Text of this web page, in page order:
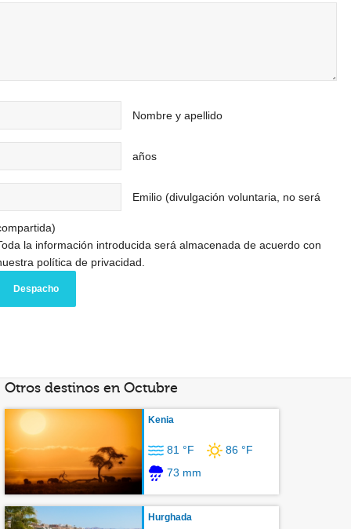
Nombre y apellido
años
Emilio (divulgación voluntaria, no será
la información introducida será almacenada de acuerdo con
política de privacidad.
Otros destinos en Octubre
Kenia
81 °F
86 °F
73 mm
Hurghada